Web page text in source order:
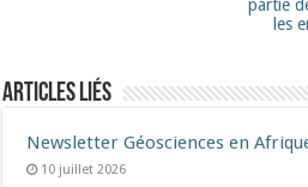
partie
les
Articles liés
Newsletter Géosciences en
10 juillet 2026